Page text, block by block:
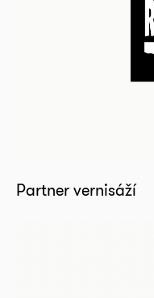
Partner vernisáží